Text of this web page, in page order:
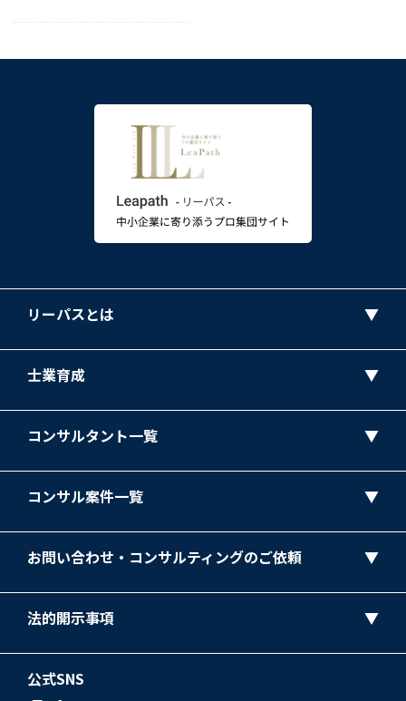
リーパスとは
士業育成
コンサルタント一覧
コンサル案件一覧
お問い合わせ・コンサルティングのご依頼
法的開示事項
公式SNS